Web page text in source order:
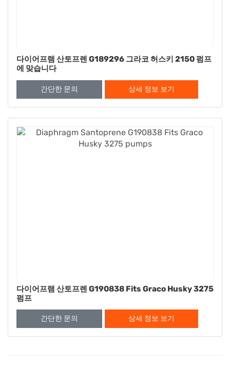
다이어프램 산토프렌 G189296 그라코 허스키 2150 펌프
에 맞습니다
간단한 문의 상세 정보 보기
다이어프램 산토프렌 G190838 Fits Graco Husky 3275
펌프
간단한 문의 상세 정보 보기